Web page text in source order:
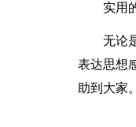
实用
无论
表达思想
助到大家。